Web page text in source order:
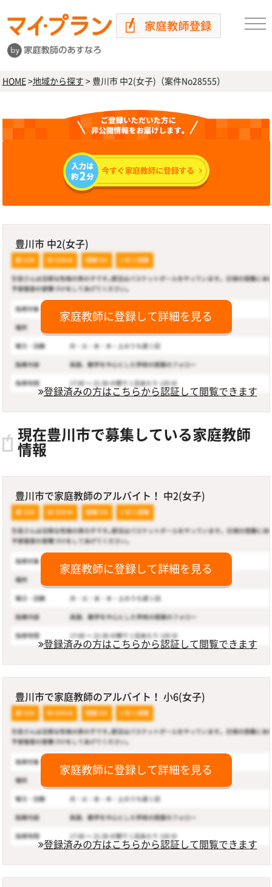
HOME>地域から探す >豊川市 中2(女子)（案件No28555）
豊川市 中2(女子)
家庭教師に登録して詳細を見る
登録済みの方はこちらから認証して閲覧できます
現在豊川市で募集している家庭教師
情報
豊川市で家庭教師のアルバイト！ 中2(女子)
家庭教師に登録して詳細を見る
登録済みの方はこちらから認証して閲覧できます
豊川市で家庭教師のアルバイト！ 小6(女子)
家庭教師に登録して詳細を見る
登録済みの方はこちらから認証して閲覧できます